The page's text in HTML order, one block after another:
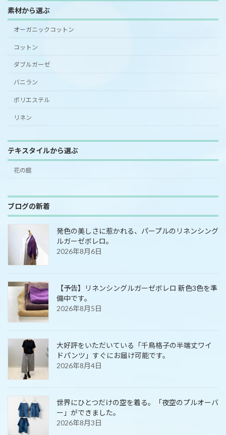
素材から選ぶ
オーガニックコットン
コットン
ダブルガーゼ
バニラン
ポリエステル
リネン
テキスタイルから選ぶ
花の庭
ブログの新着
発色の美しさに惹かれる、パープルのリネンシング
ルガーゼボレロ。
2026年8月6日
【予告】リネンシングルガーゼボレロ 新色3色を準
備中です。
2026年8月5日
大好評をいただいている「千鳥格子の半端丈ワイ
ドパンツ」すぐにお届け可能です。
2026年8月4日
世界にひとつだけの空を着る。「夜空のプルオーバ
ー」ができました。
2026年8月3日